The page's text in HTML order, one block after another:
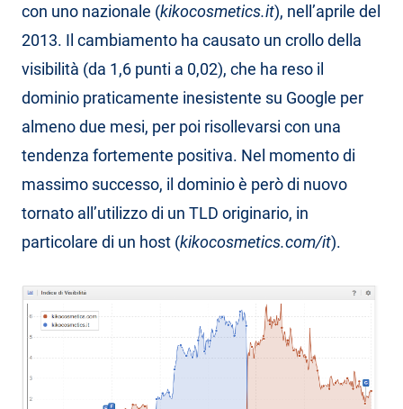
con uno nazionale (kikocosmetics.it), nell’aprile del
2013. Il cambiamento ha causato un crollo della
visibilità (da 1,6 punti a 0,02), che ha reso il
dominio praticamente inesistente su Google per
almeno due mesi, per poi risollevarsi con una
tendenza fortemente positiva. Nel momento di
massimo successo, il dominio è però di nuovo
tornato all’utilizzo di un TLD originario, in
particolare di un host (kikocosmetics.com/it).